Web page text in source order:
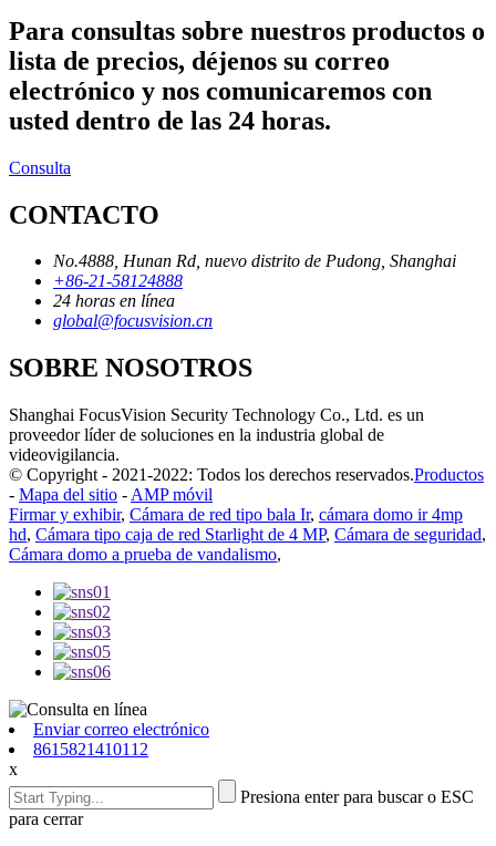
Para consultas sobre nuestros productos o
lista de precios, déjenos su correo
electrónico y nos comunicaremos con
usted dentro de las 24 horas.
Consulta
CONTACTO
No.4888, Hunan Rd, nuevo distrito de Pudong, Shanghai
+86-21-58124888
24 horas en línea
global@focusvision.cn
SOBRE NOSOTROS
Shanghai FocusVision Security Technology Co., Ltd. es un
proveedor líder de soluciones en la industria global de
videovigilancia.
© Copyright - 2021-2022: Todos los derechos reservados.Productos
- Mapa del sitio - AMP móvil
Firmar y exhibir, Cámara de red tipo bala Ir, cámara domo ir 4mp
hd, Cámara tipo caja de red Starlight de 4 MP, Cámara de seguridad,
Cámara domo a prueba de vandalismo,
Enviar correo electrónico
8615821410112
x
Presiona enter para buscar o ESC
para cerrar